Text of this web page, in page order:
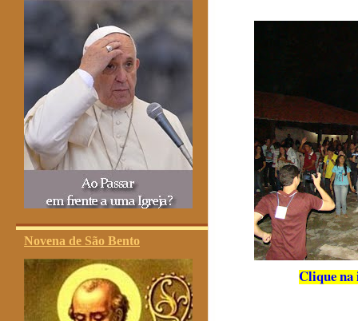
Novena de São Bento
Clique na